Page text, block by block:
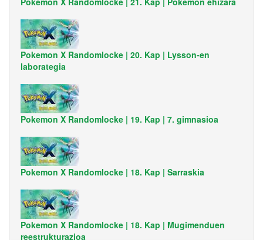
Pokemon X Randomlocke | 20. Kap | Lysson-en
laborategia
Pokemon X Randomlocke | 19. Kap | 7. gimnasioa
Pokemon X Randomlocke | 18. Kap | Sarraskia
Pokemon X Randomlocke | 18. Kap | Mugimenduen
reestrukturazioa